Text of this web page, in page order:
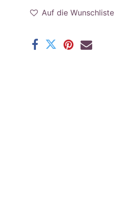
Auf die Wunschliste